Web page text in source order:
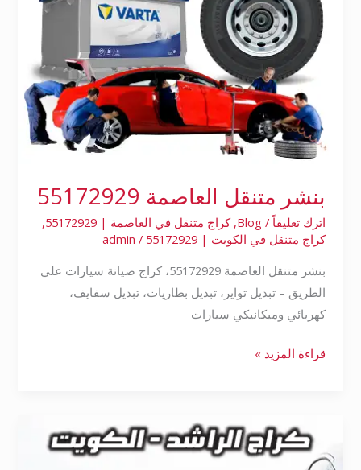
بنشر متنقل العاصمة 55172929
اترك تعليقاً /
Blog
,كراج متنقل في العاصمة | 55172929
,
كراج متنقل في الكويت | 55172929
/
admin
بنشر متنقل العاصمة 55172929، كراج صيانة سيارات علي
الطريق – تبديل تواير، تبديل بطاريات، تبديل سفايف،
كهربائي وميكانيكي سيارات
قراءة المزيد »
متنقل